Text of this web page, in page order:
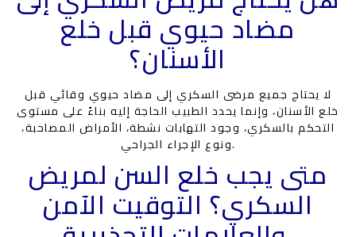
مضاد حيوي قبل خلع
الأسنان؟
لا يحتاج جميع مرضى السكري إلى مضاد حيوي وقائي قبل
خلع الأسنان، وإنما يحدد الطبيب الحاجة إليه بناءً على مستوى
التحكم بالسكري، وجود التهابات نشطة، الأمراض المصاحبة،
ونوع الإجراء الجراحي.
متى يجب خلع السن لمريض
السكري؟ التوقيت الآمن